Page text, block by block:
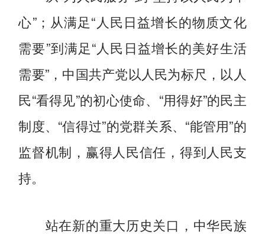
心”；从满足“人民日益增长的物质文化
需要”到满足“人民日益增长的美好生活
需要”，中国共产党以人民为标尺，以人
民“看得见”的初心使命、“用得好”的民主
制度、“信得过”的党群关系、“能管用”的
监督机制，赢得人民信任，得到人民支
持。
站在新的重大历史关口，中华民族